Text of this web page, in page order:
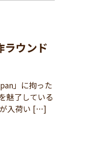
ウンド
」に拘った
魅了している
が入荷い […]